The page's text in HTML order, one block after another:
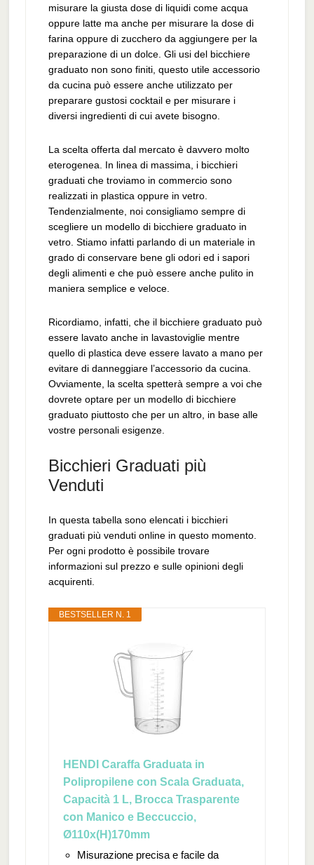
misurare la giusta dose di liquidi come acqua
oppure latte ma anche per misurare la dose di
farina oppure di zucchero da aggiungere per la
preparazione di un dolce. Gli usi del bicchiere
graduato non sono finiti, questo utile accessorio
da cucina può essere anche utilizzato per
preparare gustosi cocktail e per misurare i
diversi ingredienti di cui avete bisogno.
La scelta offerta dal mercato è davvero molto
eterogenea. In linea di massima, i bicchieri
graduati che troviamo in commercio sono
realizzati in plastica oppure in vetro.
Tendenzialmente, noi consigliamo sempre di
scegliere un modello di bicchiere graduato in
vetro. Stiamo infatti parlando di un materiale in
grado di conservare bene gli odori ed i sapori
degli alimenti e che può essere anche pulito in
maniera semplice e veloce.
Ricordiamo, infatti, che il bicchiere graduato può
essere lavato anche in lavastoviglie mentre
quello di plastica deve essere lavato a mano per
evitare di danneggiare l’accessorio da cucina.
Ovviamente, la scelta spetterà sempre a voi che
dovrete optare per un modello di bicchiere
graduato piuttosto che per un altro, in base alle
vostre personali esigenze.
Bicchieri Graduati più
Venduti
In questa tabella sono elencati i bicchieri
graduati più venduti online in questo momento.
Per ogni prodotto è possibile trovare
informazioni sul prezzo e sulle opinioni degli
acquirenti.
BESTSELLER N. 1
HENDI Caraffa Graduata in
Polipropilene con Scala Graduata,
Capacità 1 L, Brocca Trasparente
con Manico e Beccuccio,
Ø110x(H)170mm
Misurazione precisa e facile da